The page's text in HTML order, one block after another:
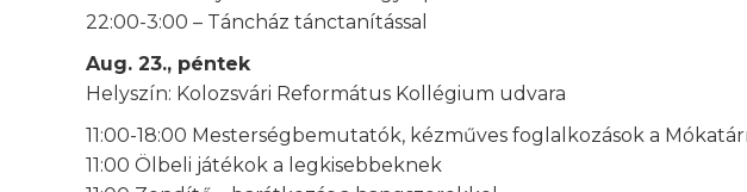
22:00-3:00 – Táncház tánctanítással
Aug. 23., péntek
Helyszín: Kolozsvári Református Kollégium udvara
11:00-18:00 Mesterségbemutatók, kézműves foglalkozások a
11:00 Ölbeli játékok a legkisebbeknek